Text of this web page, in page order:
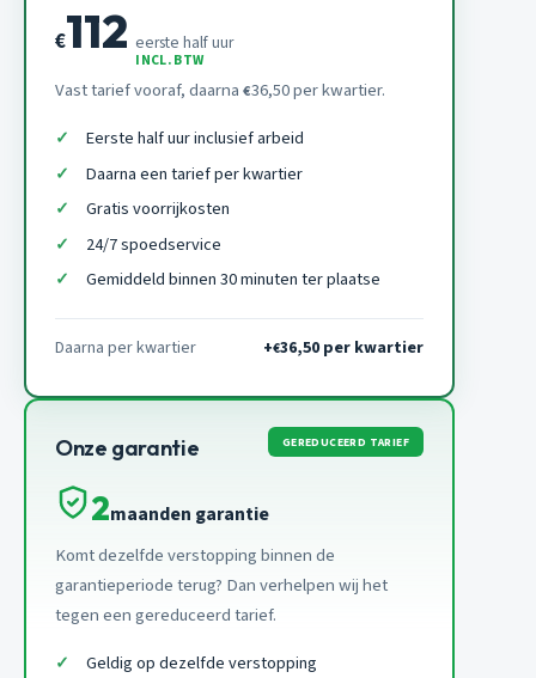
€112 eerste half uur
INCL. BTW
Vast tarief vooraf, daarna €36,50 per kwartier.
Eerste half uur inclusief arbeid
Daarna een tarief per kwartier
Gratis voorrijkosten
24/7 spoedservice
Gemiddeld binnen 30 minuten ter plaatse
Daarna per kwartier +€36,50 per kwartier
Onze garantie GEREDUCEERD TARIEF
2maanden garantie
Komt dezelfde verstopping binnen de
garantieperiode terug? Dan verhelpen wij het
tegen een gereduceerd tarief.
Geldig op dezelfde verstopping